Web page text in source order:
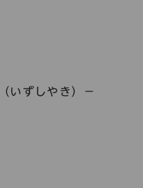
いずしやき）－